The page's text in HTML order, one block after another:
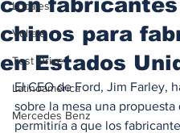
Locales
Voltaje
Test Drive
Latinoamérica
Mercedes Benz
chinos para
en Estados
El CEO de Ford, Jim Farley,
sobre la mesa una propuesta
permitiría a que los